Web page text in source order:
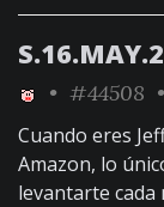
• #44508
Cuando eres
Amazon, lo
levantarte